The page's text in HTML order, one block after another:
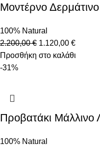
Μοντέρνο
100% Natural
2.200,00€ 1.120,00 €
Προσθήκη στο καλάθι
-31%
Προβατάκι Μάλλινο
100% Natural